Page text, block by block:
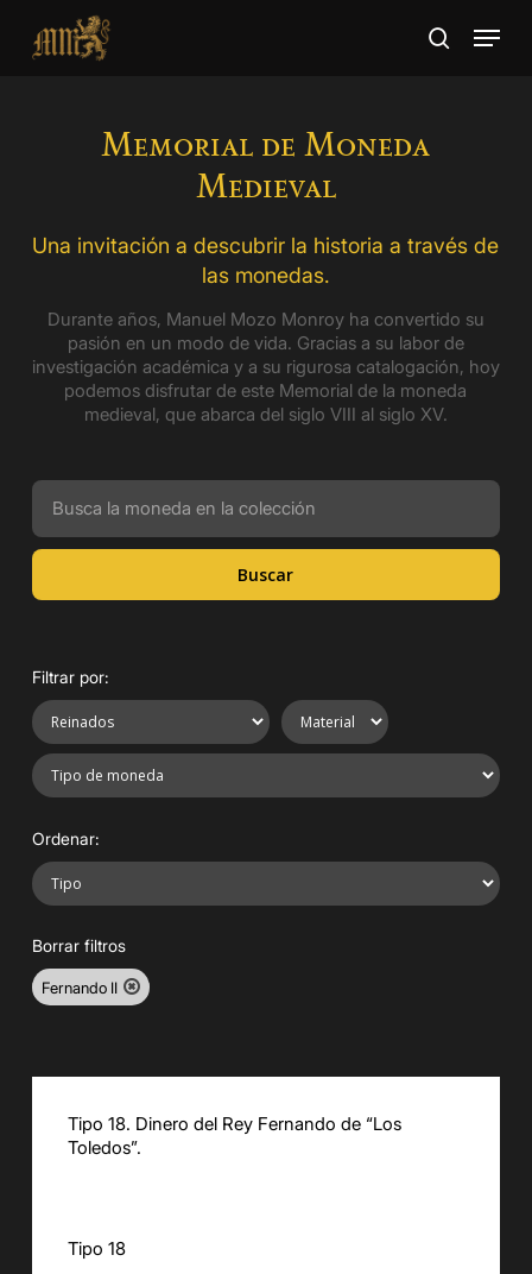
main
search
Menu
Memorial de Moneda
Medieval
Una invitación a descubrir la historia a través de
las monedas.
Durante años, Manuel Mozo Monroy ha convertido su
pasión en un modo de vida. Gracias a su labor de
investigación académica y a su rigurosa catalogación, hoy
podemos disfrutar de este Memorial de la moneda
medieval, que abarca del siglo VIII al siglo XV.
Buscar
Filtrar por:
Ordenar:
Borrar filtros
Fernando II
Tipo 18. Dinero del Rey Fernando de “Los
Toledos”.
Tipo 18